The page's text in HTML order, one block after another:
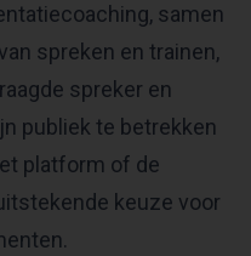
samen
spreken en trainen,
spreker en
publiek te betrekken
platform of de
keuze voor